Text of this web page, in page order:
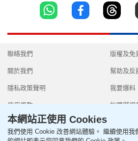
聯絡我們
關於我們
隱私政策聲明
使用條款
版權及免
幫助及反
我要爆料
無障礙網
本網站正使用 Cookies
我們使用 Cookie 改善網站體驗。 繼續使用我